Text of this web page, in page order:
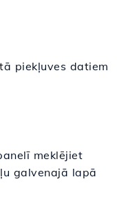
piekļuves datiem
meklējiet
galvenajā lapā